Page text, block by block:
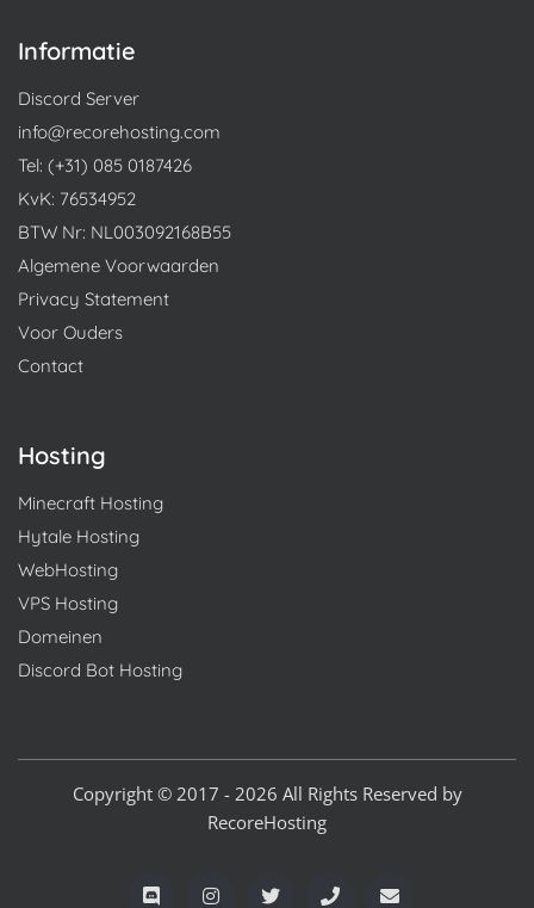
Informatie
Discord Server
info@recorehosting.com
Tel: (+31) 085 0187426
KvK: 76534952
BTW Nr: NL003092168B55
Algemene Voorwaarden
Privacy Statement
Voor Ouders
Contact
Hosting
Minecraft Hosting
Hytale Hosting
WebHosting
VPS Hosting
Domeinen
Discord Bot Hosting
Copyright © 2017 - 2026 All Rights Reserved by
RecoreHosting